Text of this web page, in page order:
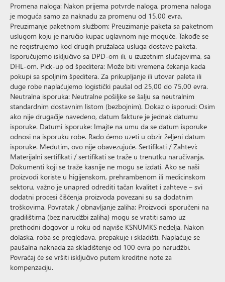
Promena naloga: Nakon prijema potvrde naloga, promena naloga
je moguća samo za naknadu za promenu od 15,00 evra.
Preuzimanje paketnom službom: Preuzimanje paketa sa paketnom
uslugom koju je naručio kupac uglavnom nije moguće. Takođe se
ne registrujemo kod drugih pružalaca usluga dostave paketa.
Isporučujemo isključivo sa DPD-om ili, u izuzetnim slučajevima, sa
DHL-om. Pick-up od špeditera: Može biti vremena čekanja kada
pokupi sa spoljnim špeditera. Za prikupljanje ili utovar paleta ili
duge robe naplaćujemo logistički paušal od 25,00 do 75,00 evra.
Neutralna isporuka: Neutralne pošiljke se šalju sa neutralnim
standardnim dostavnim listom (bezbojnim). Dokaz o isporuci: Osim
ako nije drugačije navedeno, datum fakture je jednak datumu
isporuke. Datumi isporuke: Imajte na umu da se datum isporuke
odnosi na isporuku robe. Rado ćemo uzeti u obzir željeni datum
isporuke. Međutim, ovo nije obavezujuće. Sertifikati / Zahtevi:
Materijalni sertifikati / sertifikati se traže u trenutku naručivanja.
Dokumenti koji se traže kasnije ne mogu se izdati. Ako se naši
proizvodi koriste u higijenskom, prehrambenom ili medicinskom
sektoru, važno je unapred odrediti tačan kvalitet i zahteve – svi
dodatni procesi čišćenja proizvoda povezani su sa dodatnim
troškovima. Povratak / obnavljanje zaliha: Proizvodi isporučeni na
gradilištima (bez narudžbi zaliha) mogu se vratiti samo uz
prethodni dogovor u roku od najviše KSNUMKS nedelja. Nakon
dolaska, roba se pregledava, prepakuje i skladišti. Naplaćuje se
paušalna naknada za skladištenje od 100 evra po narudžbi.
Povraćaj će se vršiti isključivo putem kreditne note za
kompenzaciju.